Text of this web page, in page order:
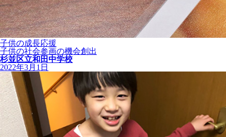
子供の成長応援
子供の社会参画の機会創出
杉並区立和田中学校
2022年3月1日